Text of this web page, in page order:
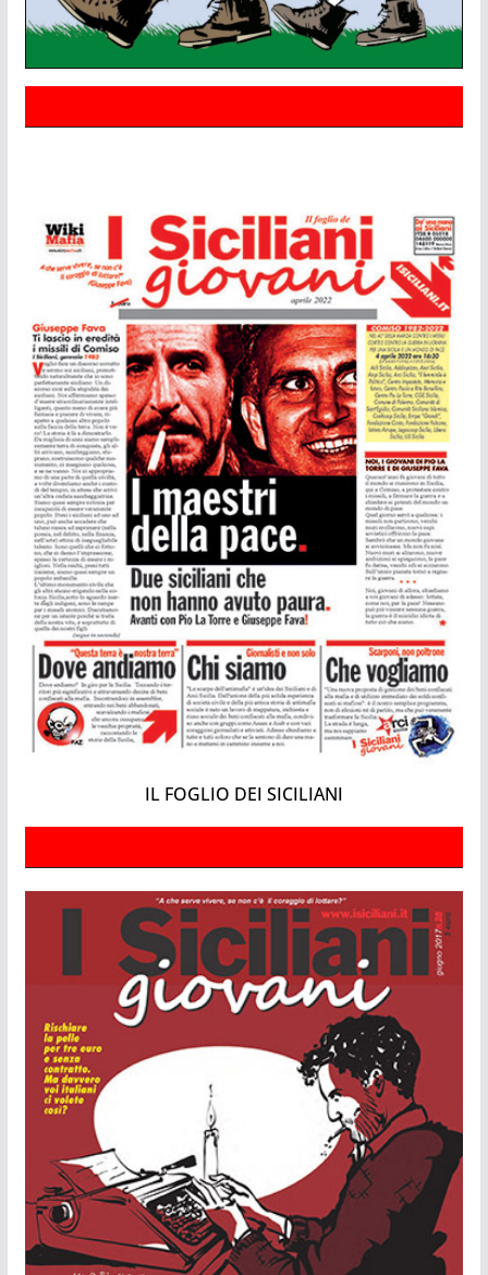
IL FOGLIO DEI SICILIANI